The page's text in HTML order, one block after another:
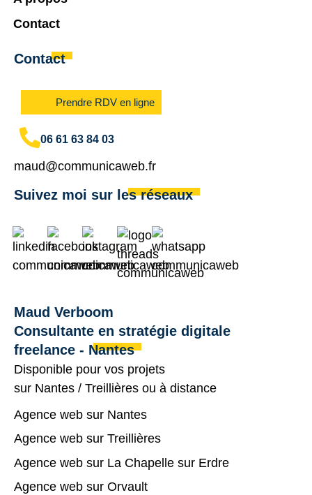
Maud Verboom
Consultante en stratégie digitale
freelance - Nantes
Disponible pour vos projets
sur Nantes / Treillières ou à distance
Agence web sur Nantes
Agence web sur Treillières
Agence web sur La Chapelle sur Erdre
Agence web sur Orvault
Contact
Prendre RDV en ligne
06 61 63 84 03
maud@communicaweb.fr
Suivez moi sur les réseaux
Contact